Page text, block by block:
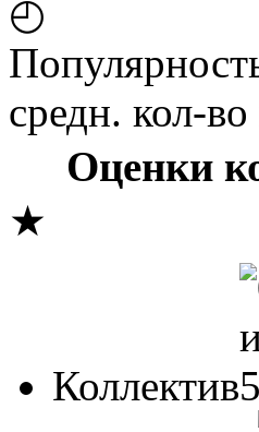
◴
средн. кол-
Оценки
★
Коллектив